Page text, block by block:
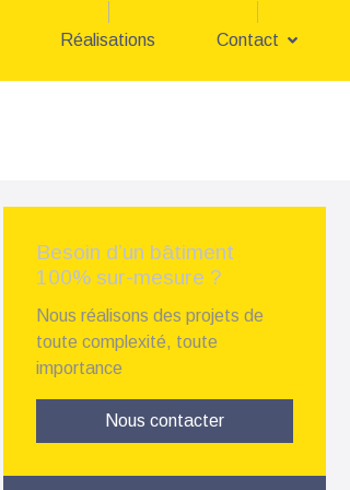
Réalisations Contact
Besoin d’un bâtiment
100% sur-mesure ?
Nous réalisons des projets de
toute complexité, toute
importance
Nous contacter